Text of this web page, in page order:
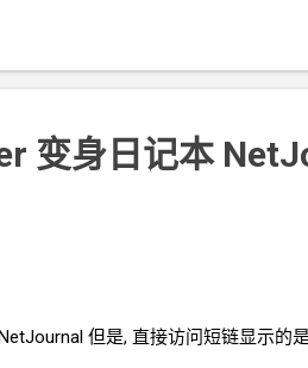
变身日记本
但是, 直接访问短链显示的